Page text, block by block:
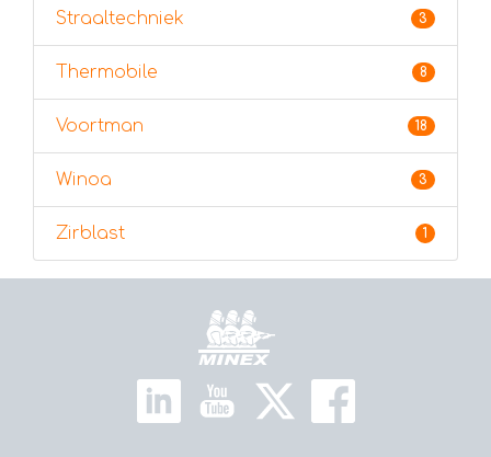
Straaltechniek 3
Thermobile 8
Voortman 18
Winoa 3
Zirblast 1